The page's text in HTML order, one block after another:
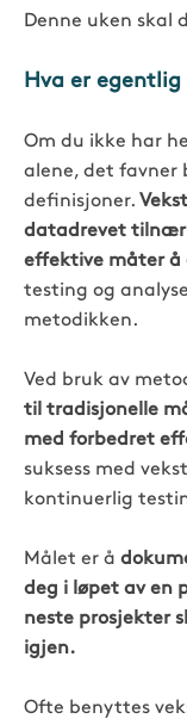
Denne uken skal
Hva er
Om du ikke har
alene, det favner
definisjoner.
datadrevet
effektive måter å
testing og
metodikken.
Ved bruk av
til tradisjonelle
med forbedret
suksess med
kontinuerlig
Målet er å
deg i løpet av en
neste prosjekter
igjen.
Ofte benyttes